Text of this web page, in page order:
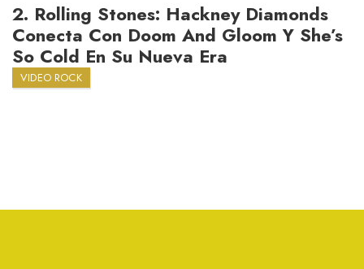
2. Rolling Stones: Hackney Diamonds
Conecta Con Doom And Gloom Y She’s
So Cold En Su Nueva Era
VIDEO ROCK